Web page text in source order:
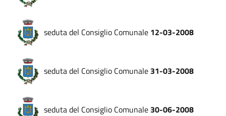
seduta del Consiglio Comunale 12-03-2008
seduta del Consiglio Comunale 31-03-2008
seduta del Consiglio Comunale 30-06-2008